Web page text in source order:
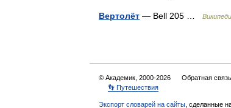
Вертолёт — Bell 205 …
© Академик, 2000-2026 Обратная
👣 Путешествия
Экспорт словарей на сайты , сделанные